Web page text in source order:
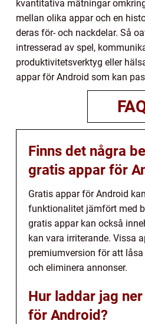
kvantitativa mätningar
mellan olika appar och en
deras för- och nackdelar. Så
intresserad av spel,
produktivitetsverktyg eller
appar för Android som kan
Finns det några
gratis appar för
Gratis appar för Android
funktionalitet jämfört med
gratis appar kan också
kan vara irriterande. Vissa
premiumversion för att
och eliminera annonser.
Hur laddar jag
för Android?